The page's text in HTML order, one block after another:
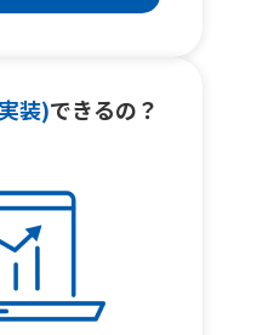
装)できるの？